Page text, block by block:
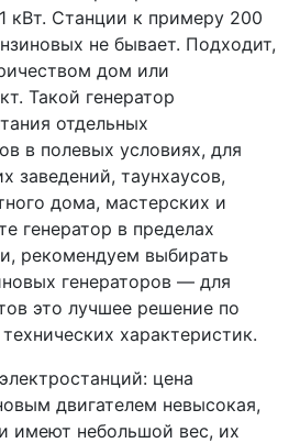
кВт. Станции к примеру 200
не бывает. Подходит,
дом или
Такой генератор
отдельных
в полевых условиях, для
заведений, таунхаусов,
дома, мастерских и
генератор в пределах
рекомендуем выбирать
генераторов — для
это лучшее решение по
характеристик.
цена
двигателем невысокая,
имеют небольшой вес, их